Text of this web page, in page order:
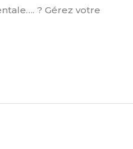
? Gérez votre